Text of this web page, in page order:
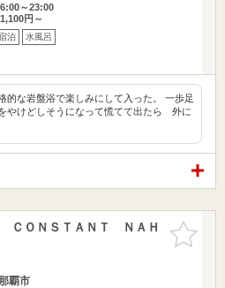
～23:00
円～
泊 水風呂
的な岩盤浴で楽しみにして入った。 一歩足
やけどしそうになって慌てて出たら 外に
お気に入
りに追加
ＣＯＮＳＴＡＮＴ ＮＡＨ
覇市